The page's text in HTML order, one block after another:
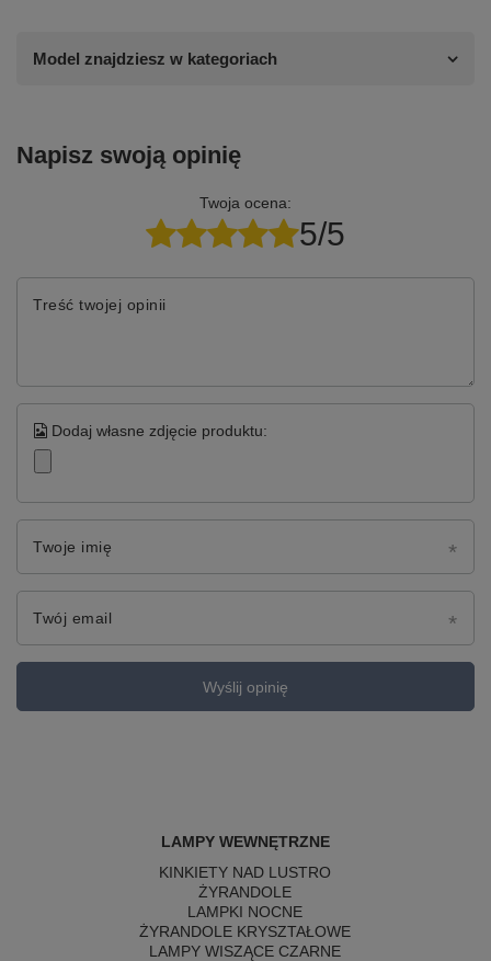
Model znajdziesz w kategoriach
Napisz swoją opinię
Twoja ocena:
5/5
Treść twojej opinii
Dodaj własne zdjęcie produktu:
Twoje imię
Twój email
Wyślij opinię
LAMPY WEWNĘTRZNE
KINKIETY NAD LUSTRO
ŻYRANDOLE
LAMPKI NOCNE
ŻYRANDOLE KRYSZTAŁOWE
LAMPY WISZĄCE CZARNE